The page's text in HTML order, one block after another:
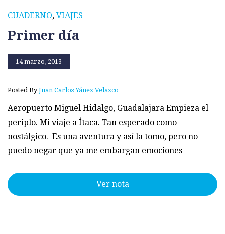
CUADERNO, VIAJES
Primer día
14 marzo, 2013
Posted ByJuan Carlos Yáñez Velazco
Aeropuerto Miguel Hidalgo, Guadalajara Empieza el
periplo. Mi viaje a Ítaca. Tan esperado como
nostálgico. Es una aventura y así la tomo, pero no
puedo negar que ya me embargan emociones
Ver nota